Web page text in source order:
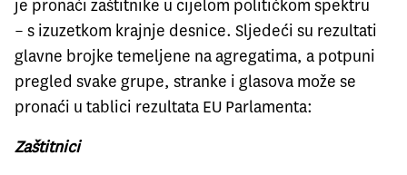
je pronaći zaštitnike u cijelom političkom spektru
– s izuzetkom krajnje desnice. Sljedeći su rezultati
glavne brojke temeljene na agregatima, a potpuni
pregled svake grupe, stranke i glasova može se
pronaći u tablici rezultata EU Parlamenta:
Zaštitnici